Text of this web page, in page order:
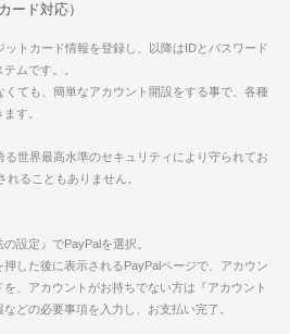
ード対応）
ットカード情報を登録し、以降はIDとパスワード
ムです。。
くても、簡単なアカウント開設をする事で、各種
す。
世界最高水準のセキュリティにより守られてお
れることもありません。
設定』でPayPalを選択。
した後に表示されるPayPalページで、アカウン
、アカウントがお持ちでない方は『アカウント
どの必要事項を入力し、お支払い完了。